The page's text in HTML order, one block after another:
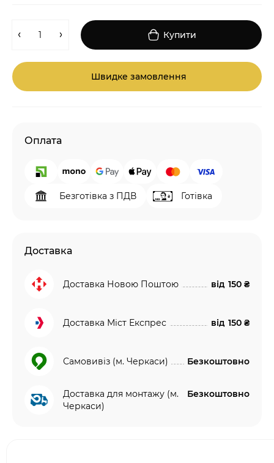
Купити
Швидке замовлення
Оплата
Безготівка з ПДВ Готівка
Доставка
Доставка Новою Поштою від 150 ₴
Доставка Міст Експрес від 150 ₴
Самовивіз (м. Черкаси) Безкоштовно
Доставка для монтажу (м.
Черкаси)
Безкоштовно